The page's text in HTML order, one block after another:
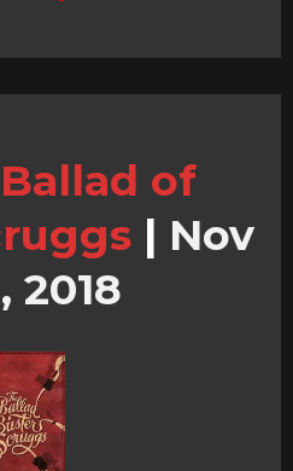
of
| Nov
2018